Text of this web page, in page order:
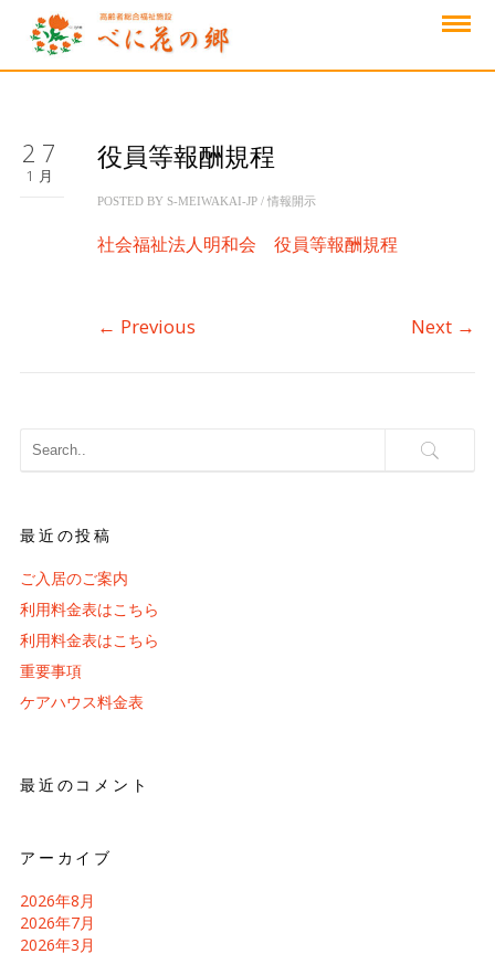
27
1月
役員等報酬規程
POSTED BY S-MEIWAKAI-JP/ 情報開示
社会福祉法人明和会 役員等報酬規程
← Previous Next →
最近の投稿
ご入居のご案内
利用料金表はこちら
利用料金表はこちら
重要事項
ケアハウス料金表
最近のコメント
アーカイブ
2026年8月
2026年7月
2026年3月